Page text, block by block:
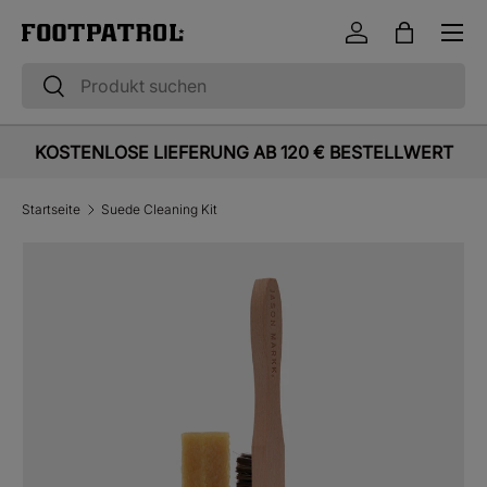
Direkt zum Inhalt
Suchen
Suchen
Einloggen
Menü
KOSTENLOSE LIEFERUNG AB 120 € BESTELLWERT
Startseite Suede Cleaning Kit